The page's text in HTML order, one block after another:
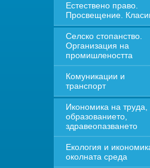
Естествено право.
Просвещение.
Селско стопанство.
Организация на
промишлеността
Комуникации и
транспорт
Икономика на труда,
образованието,
здравеопазването
Екология и
околната среда